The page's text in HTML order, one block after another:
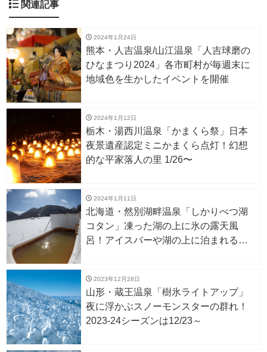
関連記事
2024年1月24日
熊本・人吉温泉/山江温泉「人吉球磨の
ひなまつり2024」各市町村が毎週末に
地域色を生かしたイベントを開催
2024年1月12日
栃木・湯西川温泉「かまくら祭」日本
夜景遺産認定ミニかまくら点灯！幻想
的な平家落人の里 1/26〜
2024年1月11日
北海道・然別湖畔温泉「しかりべつ湖
コタン」凍った湖の上に氷の露天風
呂！アイスバーや湖の上に泊まれるア
2023年12月28日
山形・蔵王温泉「樹氷ライトアップ」
夜に浮かぶスノーモンスターの群れ！
2023-24シーズンは12/23～